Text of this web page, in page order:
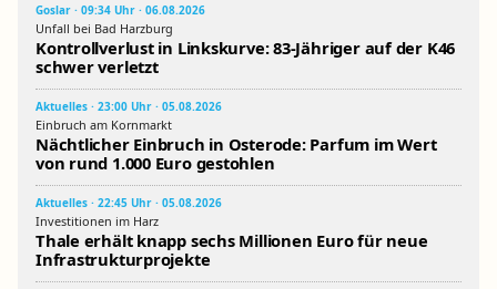
Goslar · 09:34 Uhr · 06.08.2026
Unfall bei Bad Harzburg
Kontrollverlust in Linkskurve: 83-Jähriger auf der K46
schwer verletzt
Aktuelles · 23:00 Uhr · 05.08.2026
Einbruch am Kornmarkt
Nächtlicher Einbruch in Osterode: Parfum im Wert
von rund 1.000 Euro gestohlen
Aktuelles · 22:45 Uhr · 05.08.2026
Investitionen im Harz
Thale erhält knapp sechs Millionen Euro für neue
Infrastrukturprojekte